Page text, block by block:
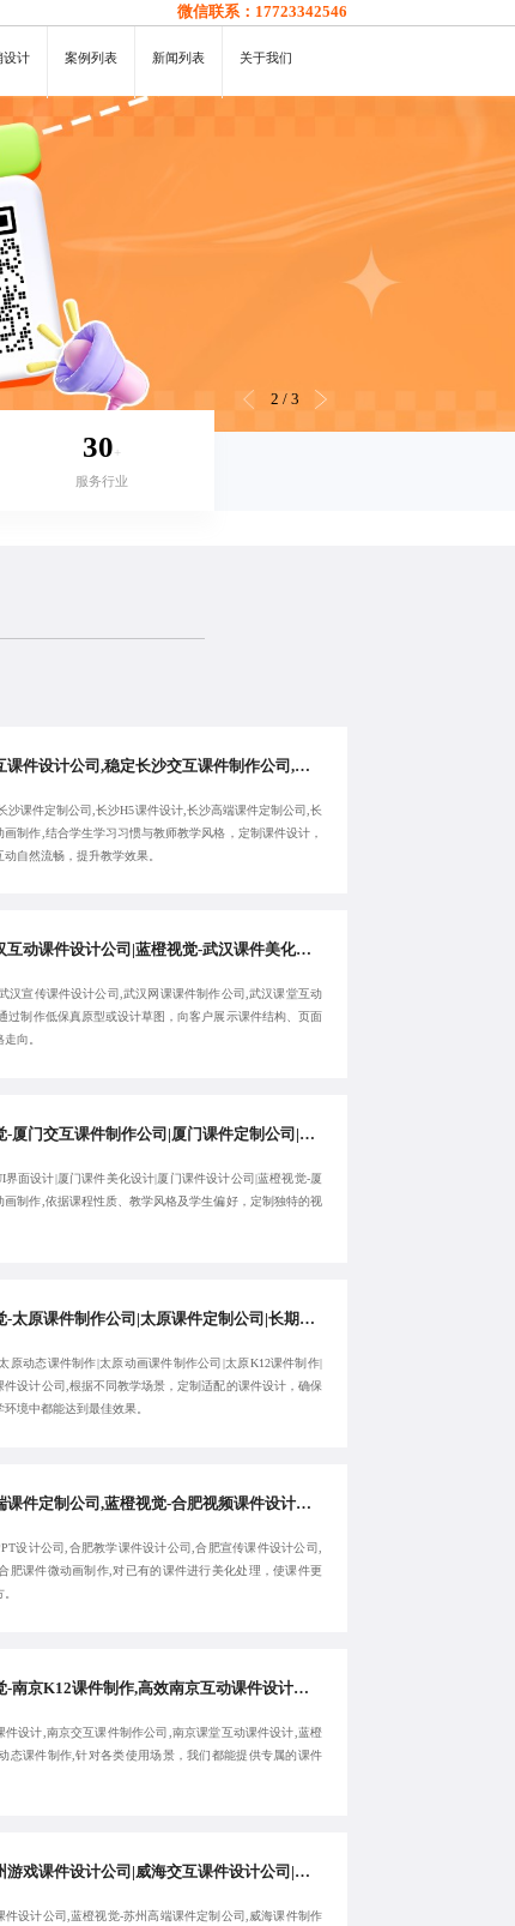
微信联系： 17723342546
设计 案例列表 新闻列表 关于我们
3 / 3
30+
服务行业
长沙交互课件设计公司,稳定长沙交互课件制作公司,长沙课件定制公司,蓝橙视觉-长沙H5课件设计-提供专属服务
沙课件定制公司,长沙H5课件设计,长沙高端课件定制公司,长
画制作,结合学生学习习惯与教师教学风格，定制课件设计，
动自然流畅，提升教学效果。
优秀武汉互动课件设计公司|蓝橙视觉-武汉课件美化设计|武汉宣传课件设计公司-服务高效
汉宣传课件设计公司,武汉网课课件制作公司,武汉课堂互动
过制作低保真原型或设计草图，向客户展示课件结构、页面
向。
蓝橙视觉-厦门交互课件制作公司|厦门课件定制公司|高效厦门课件UI界面设计|厦门课件美化设计-服务性价比高
界面设计|厦门课件美化设计|厦门课件设计公司|蓝橙视觉-厦
画制作,依据课程性质、教学风格及学生偏好，定制独特的视
蓝橙视觉-太原课件制作公司|太原课件定制公司|长期太原动态课件制作-品质交付
原动态课件制作|太原动画课件制作公司|太原K12课件制作|
件设计公司,根据不同教学场景，定制适配的课件设计，确保
境中都能达到最佳效果。
合肥高端课件定制公司,蓝橙视觉-合肥视频课件设计公司,合肥课件PPT设计公司,合肥教学课件设计公司-注重用户体验
设计公司,合肥教学课件设计公司,合肥宣传课件设计公司,
肥课件微动画制作,对已有的课件进行美化处理，使课件更
蓝橙视觉-南京K12课件制作,高效南京互动课件设计公司,南京幼儿课件设计,南京交互课件制作公司-欢迎来电:18380455092
件设计,南京交互课件制作公司,南京课堂互动课件设计,蓝橙
态课件制作,针对各类使用场景，我们都能提供专属的课件
顶尖苏州游戏课件设计公司|威海交互课件设计公司|蓝橙视觉-苏州教学课件设计公司-客户满意为止
件设计公司,蓝橙视觉-苏州高端课件定制公司,威海课件制作